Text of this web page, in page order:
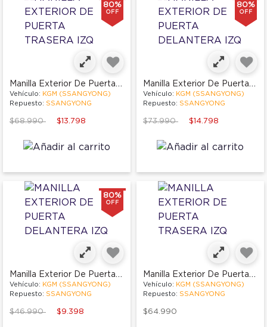
80%
OFF
Manilla Exterior De Puerta Trasera Izq
Vehículo: KGM (SSANGYONG)
Repuesto: SSANGYONG
Price reduced from
$68.990to $13.798
80%
OFF
Manilla Exterior De Puerta Delantera Izq
Vehículo: KGM (SSANGYONG)
Repuesto: SSANGYONG
Price reduced from
$73.990to $14.798
80%
OFF
Manilla Exterior De Puerta Delantera Izq
Vehículo: KGM (SSANGYONG)
Repuesto: SSANGYONG
Price reduced from
$46.990to $9.398
Manilla Exterior De Puerta Trasera Izq
Vehículo: KGM (SSANGYONG)
Repuesto: SSANGYONG
$64.990